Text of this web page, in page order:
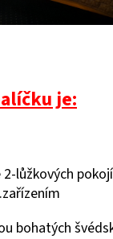
je:
lůžkových
bohatých